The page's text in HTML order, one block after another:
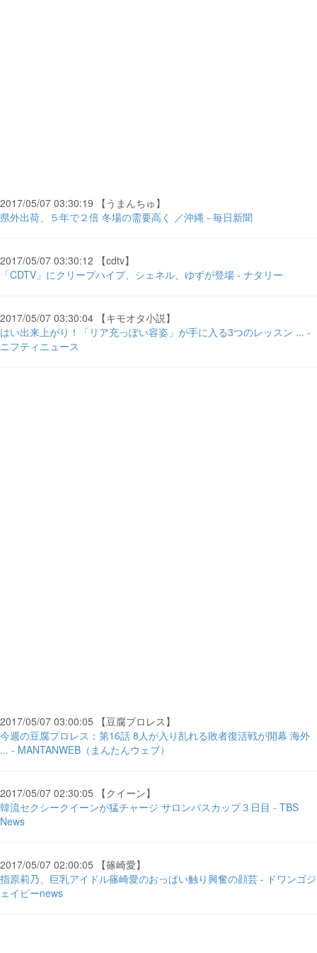
2017/05/07 03:30:19 【うまんちゅ】
県外出荷、５年で２倍 冬場の需要高く ／沖縄 - 毎日新聞
2017/05/07 03:30:12 【cdtv】
「CDTV」にクリープハイプ、シェネル、ゆずが登場 - ナタリー
2017/05/07 03:30:04 【キモオタ小説】
はい出来上がり！「リア充っぽい容姿」が手に入る3つのレッスン ... -
ニフティニュース
2017/05/07 03:00:05 【豆腐プロレス】
今週の豆腐プロレス：第16話 8人が入り乱れる敗者復活戦が開幕 海外
... - MANTANWEB（まんたんウェブ）
2017/05/07 02:30:05 【クイーン】
韓流セクシークイーンが猛チャージ サロンパスカップ３日目 - TBS
News
2017/05/07 02:00:05 【篠崎愛】
指原莉乃、巨乳アイドル篠崎愛のおっぱい触り興奮の顔芸 - ドワンゴジ
ェイピーnews